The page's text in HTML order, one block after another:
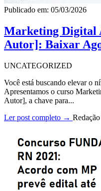
Publicado em: 05/03/2026
Marketing Digital
Autor]: Baixar
UNCATEGORIZED
Você está buscando elevar o
Apresentamos o curso
Autor], a chave para...
Ler post completo →